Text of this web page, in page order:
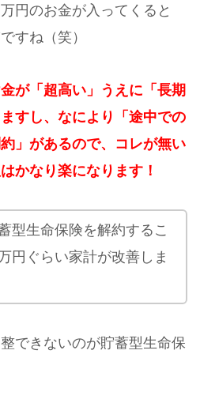
円のお金が入ってくると
すね（笑）
が「超高い」うえに「長期
すし、なにより「途中での
」があるので、コレが無い
かなり楽になります！
型生命保険を解約するこ
円ぐらい家計が改善しま
できないのが貯蓄型生命保